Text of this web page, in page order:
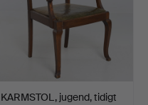
KARMSTOL, jugend, tidigt